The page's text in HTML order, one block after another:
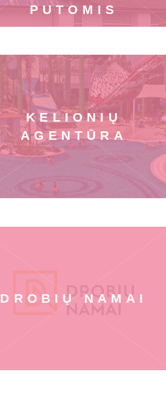
PUTOMIS
KELIONIŲ
AGENTŪRA
DROBIŲ NAMAI